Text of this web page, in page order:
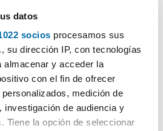
datos
socios procesamos sus
su dirección IP, con tecnologías
almacenar y acceder la
con el fin de ofrecer
medición de
investigación de audiencia y
Tiene la opción de seleccionar
1 Baño
Triana-Patrocinio-Turruñuelo, Triana,
Llamar